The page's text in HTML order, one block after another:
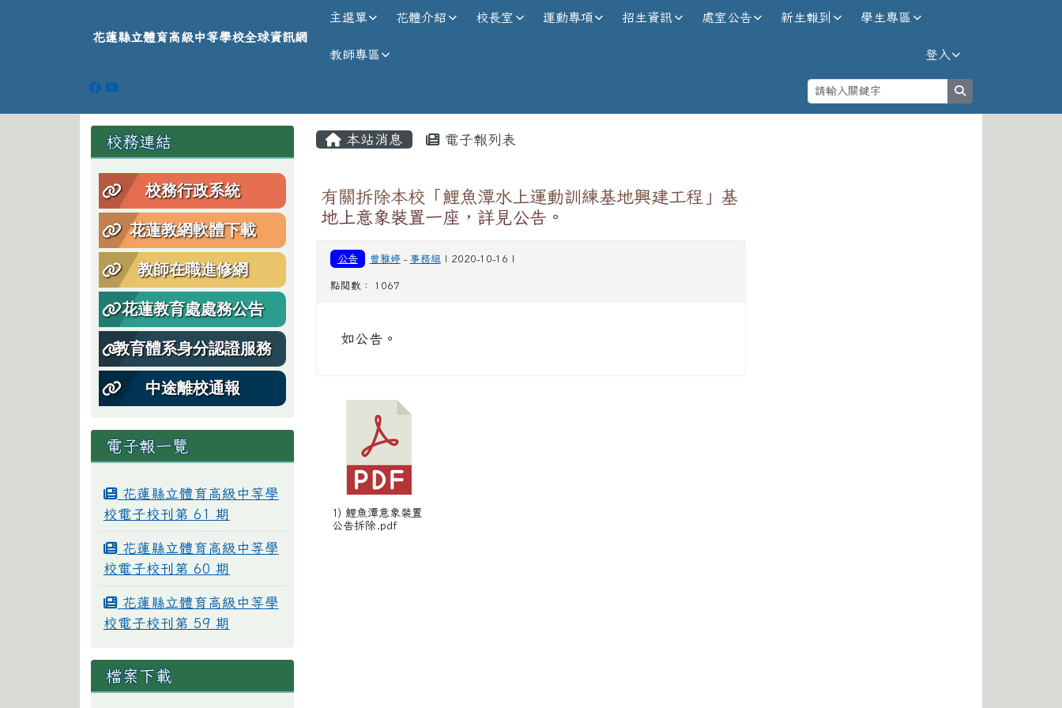
花蓮縣立體育高級中等學校全球資訊網
花蓮縣立體育高級中等學校全球資訊網
主選單 花體介紹 校長室 運動專項 招生資訊 處室公告 新生報到 學生專區
教師專區 登入
左邊區域內容
校務連結
校務行政系統
花蓮教網軟體下載
教師在職進修網
花蓮教育處處務公告
教育體系身分認證服務
中途離校通報
電子報一覽
花蓮縣立體育高級中等學
校電子校刊第 61 期
花蓮縣立體育高級中等學
校電子校刊第 60 期
花蓮縣立體育高級中等學
校電子校刊第 59 期
檔案下載
主內容區域
本站消息 電子報列表
有關拆除本校「鯉魚潭水上運動訓練基地興建工程」基
地上意象裝置一座，詳見公告。
公告 曾雅婷- 事務組 | 2020-10-16 |
點閱數： 1067
如公告。
1) 鯉魚潭意象裝置
公告拆除.pdf
頁尾區域